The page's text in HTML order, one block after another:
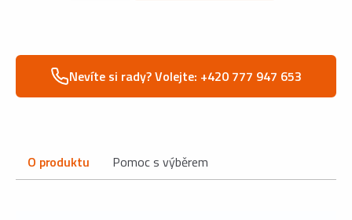
Nevíte si rady? Volejte: +420 777 947 653
O produktu Pomoc s výběrem